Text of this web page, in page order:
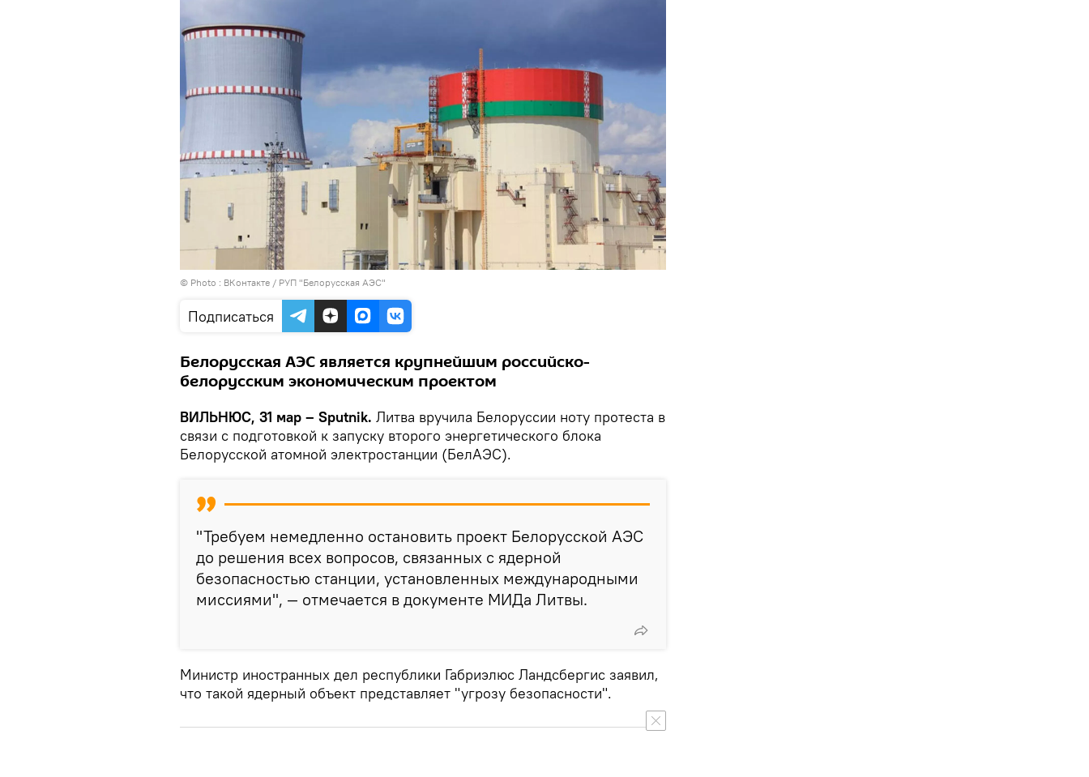
© Photo : ВКонтакте / РУП "Белорусская АЭС"
Подписаться
Белорусская АЭС является крупнейшим российско-
белорусским экономическим проектом
ВИЛЬНЮС, 31 мар – Sputnik. Литва вручила Белоруссии ноту протеста в
связи с подготовкой к запуску второго энергетического блока
Белорусской атомной электростанции (БелАЭС).
"Требуем немедленно остановить проект Белорусской АЭС
до решения всех вопросов, связанных с ядерной
безопасностью станции, установленных международными
миссиями", — отмечается в документе МИДа Литвы.
Министр иностранных дел республики Габриэлюс Ландсбергис заявил,
что такой ядерный объект представляет "угрозу безопасности".